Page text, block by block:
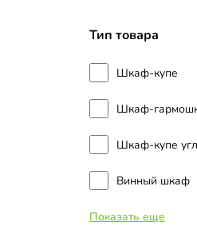
Тип товара
Шкаф-купе
Шкаф-
Шкаф-купе
Винный шкаф
Витрина
Показать еще